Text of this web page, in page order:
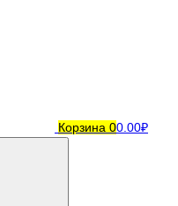
Корзина 00.00₽